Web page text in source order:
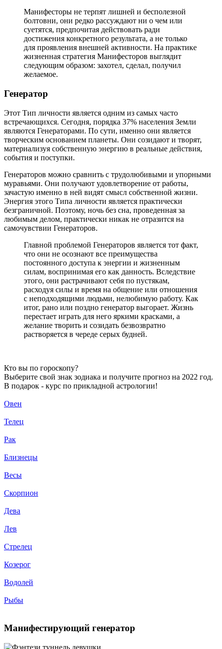
Манифесторы не терпят лишней и бесполезной
болтовни, они редко рассуждают ни о чем или
суетятся, предпочитая действовать ради
достижения конкретного результата, а не только
для проявления внешней активности. На практике
жизненная стратегия Манифесторов выглядит
следующим образом: захотел, сделал, получил
желаемое.
Генератор
Этот Тип личности является одним из самых часто
встречающихся. Сегодня, порядка 37% населения Земли
являются Генераторами. По сути, именно они является
творческим основанием планеты. Они созидают и творят,
материализуя собственную энергию в реальные действия,
события и поступки.
Генераторов можно сравнить с трудолюбивыми и упорными
муравьями. Они получают удовлетворение от работы,
зачастую именно в ней видят смысл собственной жизни.
Энергия этого Типа личности является практически
безграничной. Поэтому, ночь без сна, проведенная за
любимым делом, практически никак не отразится на
самочувствии Генераторов.
Главной проблемой Генераторов является тот факт,
что они не осознают все преимущества
постоянного доступа к энергии и жизненным
силам, воспринимая его как данность. Вследствие
этого, они растрачивают себя по пустякам,
расходуя силы и время на общение или отношения
с неподходящими людьми, нелюбимую работу. Как
итог, рано или поздно генератор выгорает. Жизнь
перестает играть для него яркими красками, а
желание творить и созидать безвозвратно
растворяется в череде серых будней.
Кто вы по гороскопу?
Выберите свой знак зодиака и получите прогноз на 2022 год.
В подарок - курс по прикладной астрологии!
Овен
Телец
Рак
Близнецы
Весы
Скорпион
Дева
Лев
Стрелец
Козерог
Водолей
Рыбы
Манифестирующий генератор